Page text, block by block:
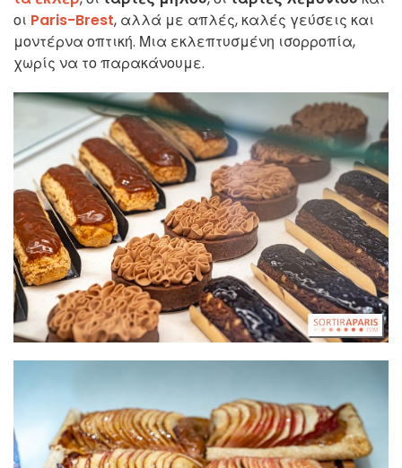
οι Paris-Brest, αλλά με απλές, καλές γεύσεις και
μοντέρνα οπτική. Μια εκλεπτυσμένη ισορροπία,
χωρίς να το παρακάνουμε.